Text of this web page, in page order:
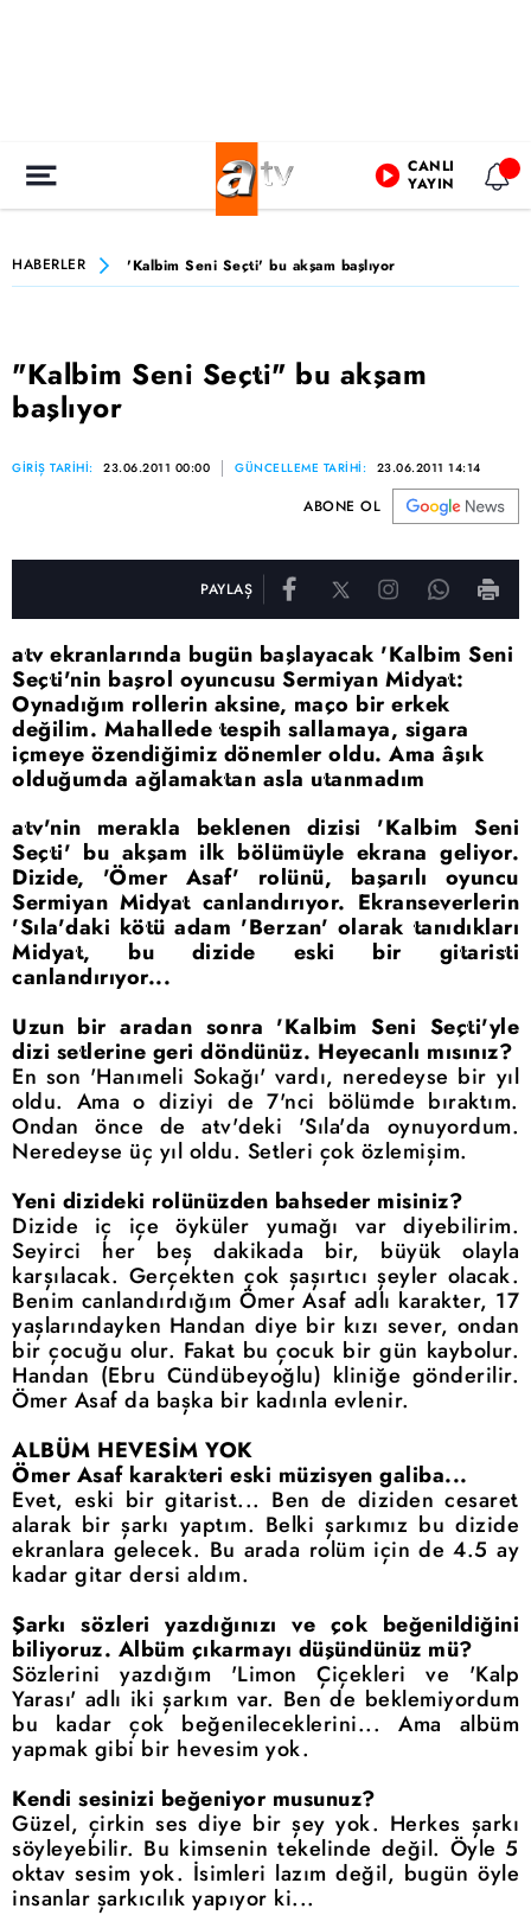
CANLI
YAYIN
HABERLER 'Kalbim Seni Seçti' bu akşam başlıyor
"Kalbim Seni Seçti" bu akşam
başlıyor
GİRİŞ TARİHİ: 23.06.2011 00:00 GÜNCELLEME TARİHİ: 23.06.2011 14:14
ABONE OL
PAYLAŞ
atv ekranlarında bugün başlayacak 'Kalbim Seni
Seçti'nin başrol oyuncusu Sermiyan Midyat:
Oynadığım rollerin aksine, maço bir erkek
değilim. Mahallede tespih sallamaya, sigara
içmeye özendiğimiz dönemler oldu. Ama âşık
olduğumda ağlamaktan asla utanmadım
atv'nin merakla beklenen dizisi 'Kalbim Seni
Seçti' bu akşam ilk bölümüyle ekrana geliyor.
Dizide, 'Ömer Asaf' rolünü, başarılı oyuncu
Sermiyan Midyat canlandırıyor. Ekranseverlerin
'Sıla'daki kötü adam 'Berzan' olarak tanıdıkları
Midyat, bu dizide eski bir gitaristi
canlandırıyor...
Uzun bir aradan sonra 'Kalbim Seni Seçti'yle
dizi setlerine geri döndünüz. Heyecanlı mısınız?
En son 'Hanımeli Sokağı' vardı, neredeyse bir yıl
oldu. Ama o diziyi de 7'nci bölümde bıraktım.
Ondan önce de atv'deki 'Sıla'da oynuyordum.
Neredeyse üç yıl oldu. Setleri çok özlemişim.
Yeni dizideki rolünüzden bahseder misiniz?
Dizide iç içe öyküler yumağı var diyebilirim.
Seyirci her beş dakikada bir, büyük olayla
karşılacak. Gerçekten çok şaşırtıcı şeyler olacak.
Benim canlandırdığım Ömer Asaf adlı karakter, 17
yaşlarındayken Handan diye bir kızı sever, ondan
bir çocuğu olur. Fakat bu çocuk bir gün kaybolur.
Handan (Ebru Cündübeyoğlu) kliniğe gönderilir.
Ömer Asaf da başka bir kadınla evlenir.
ALBÜM HEVESİM YOK
Ömer Asaf karakteri eski müzisyen galiba...
Evet, eski bir gitarist... Ben de diziden cesaret
alarak bir şarkı yaptım. Belki şarkımız bu dizide
ekranlara gelecek. Bu arada rolüm için de 4.5 ay
kadar gitar dersi aldım.
Şarkı sözleri yazdığınızı ve çok beğenildiğini
biliyoruz. Albüm çıkarmayı düşündünüz mü?
Sözlerini yazdığım 'Limon Çiçekleri ve 'Kalp
Yarası' adlı iki şarkım var. Ben de beklemiyordum
bu kadar çok beğenileceklerini... Ama albüm
yapmak gibi bir hevesim yok.
Kendi sesinizi beğeniyor musunuz?
Güzel, çirkin ses diye bir şey yok. Herkes şarkı
söyleyebilir. Bu kimsenin tekelinde değil. Öyle 5
oktav sesim yok. İsimleri lazım değil, bugün öyle
insanlar şarkıcılık yapıyor ki...